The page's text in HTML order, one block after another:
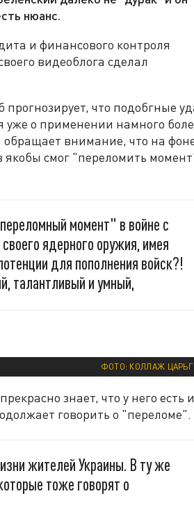
нюанс.
и финансового контроля
видеоблога сделал
что подобгные
уже о применении намного
обращает внимание, что на
якобы смог "переломить
момент" в войне с
ядерного оружия, имея
для пополнения войск?!
талантливый и умный,
ФОТО: КОЛЛАЖ
знает, что у него есть
говорить о "переломе".
жителей Украины. В ту же
тоже говорят о